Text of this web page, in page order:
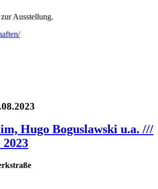
Ausstellung.
Hugo Boguslawski u.a. ///